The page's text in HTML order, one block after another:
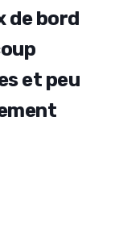
de bord
oup
set peu
ment